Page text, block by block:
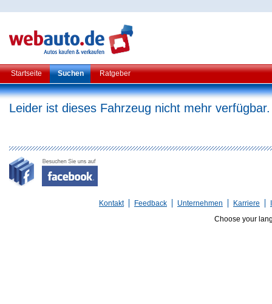
Startseite Suchen Ratgeber
Leider ist dieses Fahrzeug nicht mehr verfügbar.
Kontakt Feedback Unternehmen Karriere
Choose your